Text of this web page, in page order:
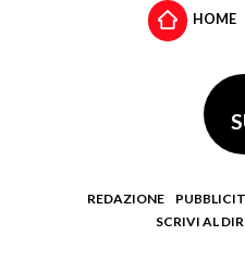
HOME
REDAZIONE
SCRIVI AL